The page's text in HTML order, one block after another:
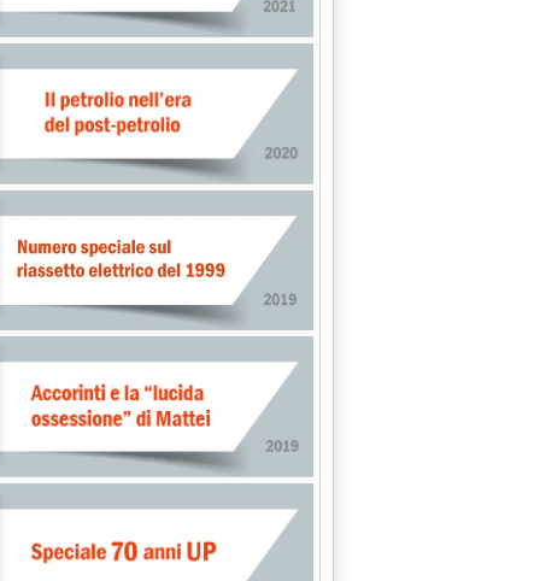
bitumi'
su emissioni dei grandi impianti di combustione'